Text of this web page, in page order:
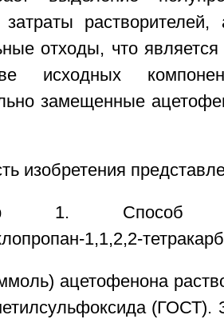
растворителей,
отходы, что
исходных
замещенные
изобретения
1. Способ
1,1,2,2-
ацетофенона
(ГОСТ).